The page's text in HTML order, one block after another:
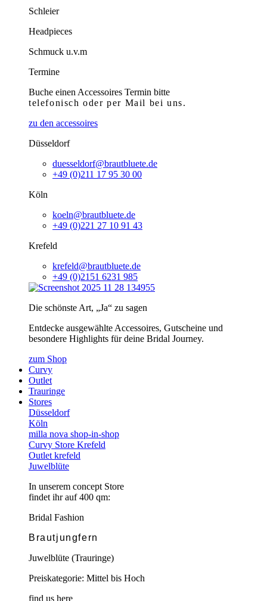
Schleier
Headpieces
Schmuck u.v.m
Termine
Buche einen Accessoires Termin bitte
telefonischoder per Mail bei uns.
zu den accessoires
Düsseldorf
duesseldorf@brautbluete.de
+49 (0)211 17 95 30 00
Köln
koeln@brautbluete.de
+49 (0)221 27 10 91 43
Krefeld
krefeld@brautbluete.de
+49 (0)2151 6231 985
Die schönste Art, „Ja“ zu sagen
Entdecke ausgewählte Accessoires, Gutscheine und
besondere Highlights für deine Bridal Journey.
zum Shop
Curvy
Outlet
Trauringe
Stores
Düsseldorf
Köln
milla nova shop-in-shop
Curvy Store Krefeld
Outlet krefeld
Juwelblüte
In unserem concept Store
findet ihr auf 400 qm:
Bridal Fashion
Brautjungfern
Juwelblüte (Trauringe)
Preiskategorie: Mittel bis Hoch
find us here